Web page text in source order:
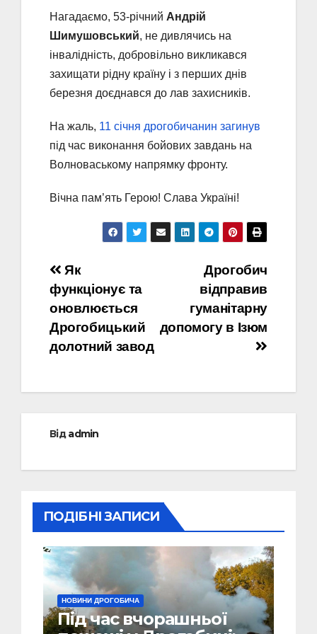
Нагадаємо, 53-річний Андрій
Шимушовський, не дивлячись на
інвалідність, добровільно викликався
захищати рідну країну і з перших днів
березня доєднався до лав захисників.
На жаль, 11 січня дрогобичанин загинув
під час виконання бойових завдань на
Волноваському напрямку фронту.
Вічна пам’ять Герою! Слава Україні!
Навігація
записів
Дрогобич
відправив
гуманітарну
допомогу в Ізюм
Як
функціонує та
оновлюється
Дрогобицький
долотний завод
Відadmin
ПОДІБНІ ЗАПИСИ
НОВИНИ ДРОГОБИЧА
Під час вчорашньої